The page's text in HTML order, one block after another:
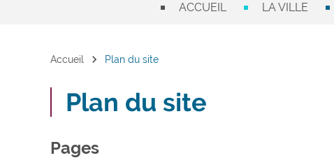
ACCUEIL LA VILLE
Accueil chevron_right Plan du site
Plan du site
Pages